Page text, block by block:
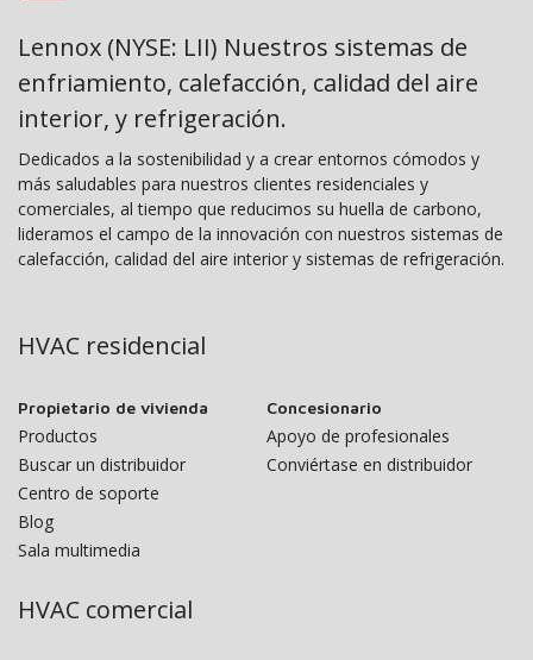
Lennox (NYSE: LII) Nuestros sistemas de
enfriamiento, calefacción, calidad del aire
interior, y refrigeración.
Dedicados a la sostenibilidad y a crear entornos cómodos y
más saludables para nuestros clientes residenciales y
comerciales, al tiempo que reducimos su huella de carbono,
lideramos el campo de la innovación con nuestros sistemas de
calefacción, calidad del aire interior y sistemas de refrigeración.
HVAC residencial
Propietario de vivienda
Productos
Buscar un distribuidor
Centro de soporte
Blog
Sala multimedia
Concesionario
Apoyo de profesionales
Conviértase en distribuidor
HVAC comercial